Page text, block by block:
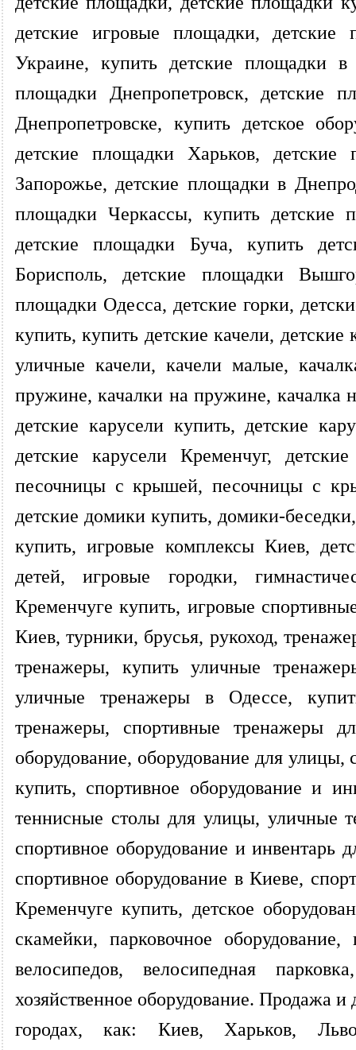
детские игровые площадки,
Украине, купить детские площадки
площадки Днепропетровск, детские
Днепропетровске, купить детское
детские площадки Харьков,
Запорожье, детские площадки в
площадки Черкассы, купить детские
детские площадки Буча, купить
Борисполь, детские площадки
площадки Одесса, детские горки,
купить, купить детские качели,
уличные качели, качели малые,
пружине, качалки на пружине, качалка
детские карусели купить, детские
детские карусели Кременчуг,
песочницы с крышей, песочницы с
детские домики купить, домики-
купить, игровые комплексы Киев,
детей, игровые городки,
Кременчуге купить, игровые
Киев, турники, брусья, рукоход,
тренажеры, купить уличные
уличные тренажеры в Одессе,
тренажеры, спортивные тренажеры
оборудование, оборудование для улицы,
купить, спортивное оборудование и
теннисные столы для улицы, уличные
спортивное оборудование и инвентарь
спортивное оборудование в Киеве,
Кременчуге купить, детское
скамейки, парковочное
велосипедов, велосипедная
хозяйственное оборудование. Продажа
городах, как: Киев, Харьков,